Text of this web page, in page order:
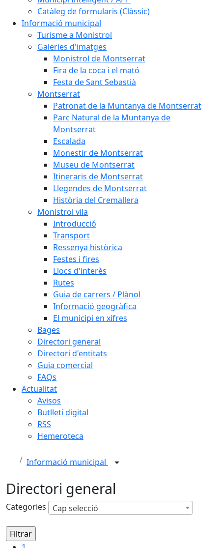
Catàleg de formularis (Clàssic)
Informació municipal
Turisme a Monistrol
Galeries d'imatges
Monistrol de Montserrat
Fira de la coca i el mató
Festa de Sant Sebastià
Montserrat
Patronat de la Muntanya de Montserrat
Parc Natural de la Muntanya de
Montserrat
Escalada
Monestir de Montserrat
Museu de Montserrat
Itineraris de Montserrat
Llegendes de Montserrat
Història del Cremallera
Monistrol vila
Introducció
Transport
Ressenya històrica
Festes i fires
Llocs d'interès
Rutes
Guia de carrers / Plànol
Informació geogràfica
El municipi en xifres
Bages
Directori general
Directori d'entitats
Guia comercial
FAQs
Actualitat
Avisos
Butlletí digital
RSS
Hemeroteca
Informació municipal
Directori general
Categories Cap selecció